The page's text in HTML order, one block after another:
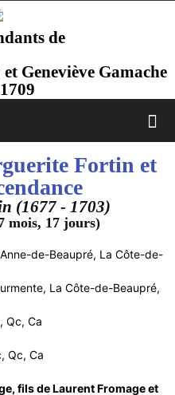
de
Geneviève Gamache
Fortin et
(1677 - 1703)
mois, 17 jours)
de-Beaupré, La Côte-de-
La Côte-de-Beaupré,
Qc, Ca
Qc, Ca
fils de Laurent Fromage et